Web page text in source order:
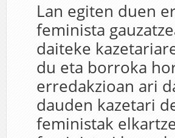
Lan egiten duen
feminista
daiteke
du eta borroka
erredakzioan ari
dauden kazetari
feministak